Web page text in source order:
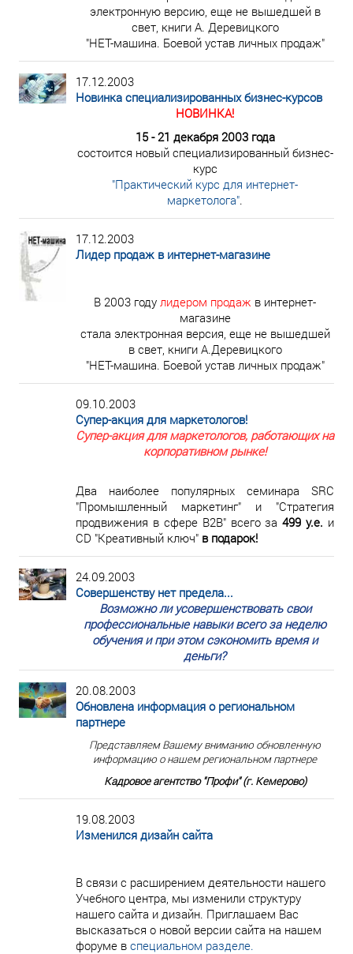
электронную версию, еще не вышедшей в
свет, книги А. Деревицкого
"НЕТ-машина. Боевой устав личных продаж"
17.12.2003
Новинка специализированных бизнес-курсов
НОВИНКА!
15 - 21 декабря 2003 года
состоится новый специализированный бизнес-
курс
"Практический курс для интернет-
маркетолога".
17.12.2003
Лидер продаж в интернет-магазине
В 2003 году лидером продаж в интернет-
магазине
стала электронная версия, еще не вышедшей
в свет, книги А.Деревицкого
"НЕТ-машина. Боевой устав личных продаж"
09.10.2003
Супер-акция для маркетологов!
Супер-акция для маркетологов, работающих на
корпоративном рынке!
Два наиболее популярных семинара SRC
"Промышленный маркетинг" и "Стратегия
продвижения в сфере В2В" всего за499 у.е. и
CD "Креативный ключ" в подарок!
24.09.2003
Совершенству нет предела...
Возможно ли усовершенствовать свои
профессиональные навыки всего за неделю
обучения и при этом сэкономить время и
деньги?
20.08.2003
Обновлена информация о региональном
партнере
Представляем Вашему вниманию обновленную
информацию о нашем региональном партнере
Кадровое агентство "Профи" (г. Кемерово)
19.08.2003
Изменился дизайн сайта
В связи с расширением деятельности нашего
Учебного центра, мы изменили структуру
нашего сайта и дизайн. Приглашаем Вас
высказаться о новой версии сайта на нашем
форуме в специальном разделе.